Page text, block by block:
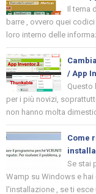
Il tema
barre , ovvero quei
loro interno delle
/ App
Questo
per i più novizi,
non hanno molta
Come
Se stai
Wamp su Windows e
l'installazione , se ti esce